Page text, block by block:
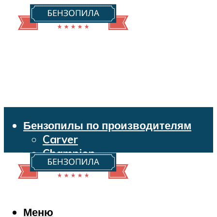
Бензопилы по производителям
Carver
Champion
Echo
Husqvarna
Makita
Меню